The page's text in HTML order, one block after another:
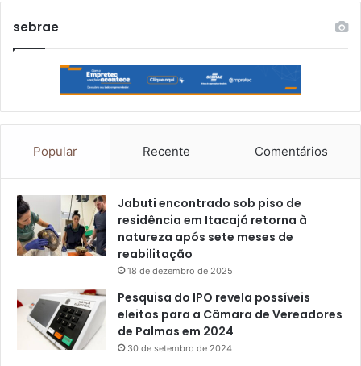
sebrae
Popular Recente Comentários
Jabuti encontrado sob piso de
residência em Itacajá retorna à
natureza após sete meses de
reabilitação
18 de dezembro de 2025
Pesquisa do IPO revela possíveis
eleitos para a Câmara de Vereadores
de Palmas em 2024
30 de setembro de 2024